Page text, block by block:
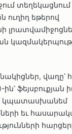
տեղեկացնում
ուղիղ եթերով
վաղը՝
ֆեյսբուքյան
կպատասխանեմ
եւ